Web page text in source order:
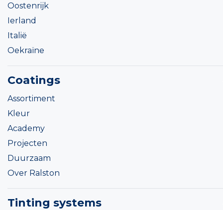
Oostenrijk
Ierland
Italië
Oekraïne
Coatings
Assortiment
Kleur
Academy
Projecten
Duurzaam
Over Ralston
Tinting systems